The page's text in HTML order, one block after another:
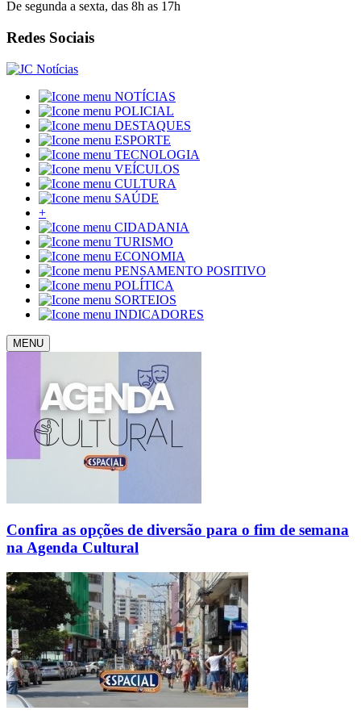
De segunda a sexta, das 8h as 17h
Redes Sociais
NOTÍCIAS
POLICIAL
DESTAQUES
ESPORTE
TECNOLOGIA
VEÍCULOS
CULTURA
SAÚDE
+
CIDADANIA
TURISMO
ECONOMIA
PENSAMENTO POSITIVO
POLÍTICA
SORTEIOS
INDICADORES
MENU
Confira as opções de diversão para o fim de semana
na Agenda Cultural